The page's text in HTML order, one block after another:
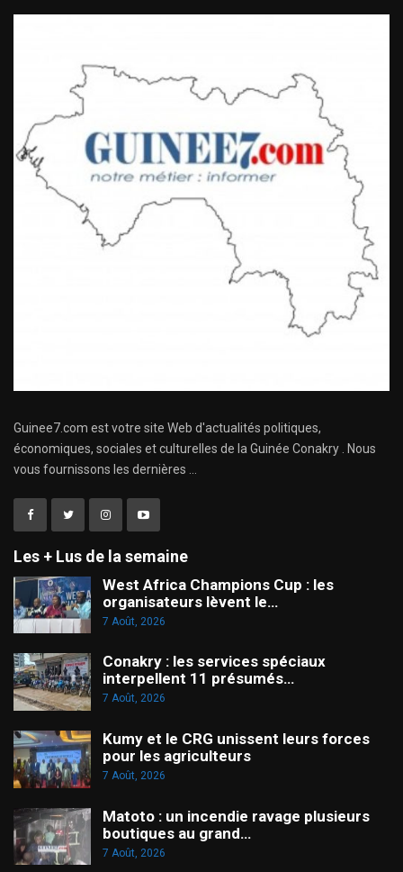
Guinee7.com est votre site Web d'actualités politiques,
économiques, sociales et culturelles de la Guinée Conakry . Nous
vous fournissons les dernières ...
Les + Lus de la semaine
West Africa Champions Cup : les
organisateurs lèvent le…
7 Août, 2026
Conakry : les services spéciaux
interpellent 11 présumés…
7 Août, 2026
Kumy et le CRG unissent leurs forces
pour les agriculteurs
7 Août, 2026
Matoto : un incendie ravage plusieurs
boutiques au grand…
7 Août, 2026